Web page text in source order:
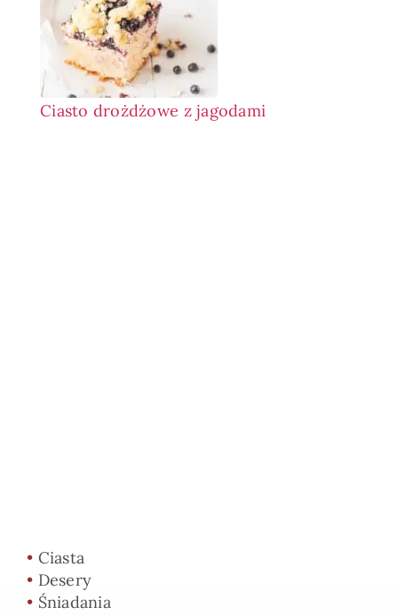
Ciasto drożdżowe z jagodami
• Ciasta
• Desery
• Śniadania